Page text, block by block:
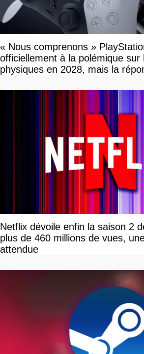
« Nous comprenons »
officiellement à la polémique sur
physiques en 2028, mais la
Netflix dévoile enfin la saison 2
plus de 460 millions de vues,
attendue